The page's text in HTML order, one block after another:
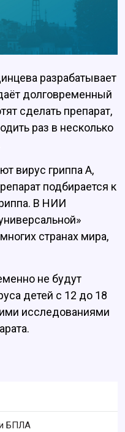
разрабатывает
долговременный
сделать препарат,
раз в несколько
вирус гриппа А,
подбирается к
В НИИ
странах мира,
не будут
детей с 12 до 18
исследованиями
БПЛА